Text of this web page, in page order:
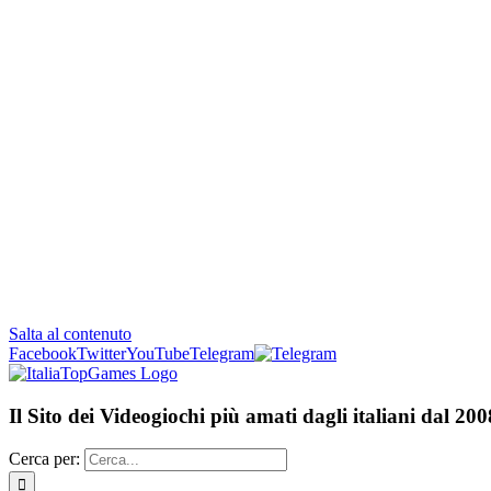
Salta al contenuto
FacebookTwitterYouTubeTelegram
Il Sito dei Videogiochi più amati dagli italiani dal
Cerca per: